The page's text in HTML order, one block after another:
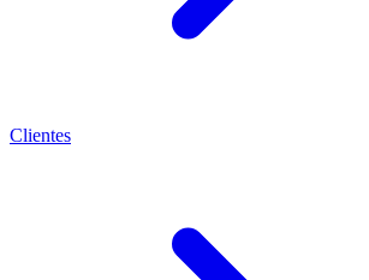
Clientes